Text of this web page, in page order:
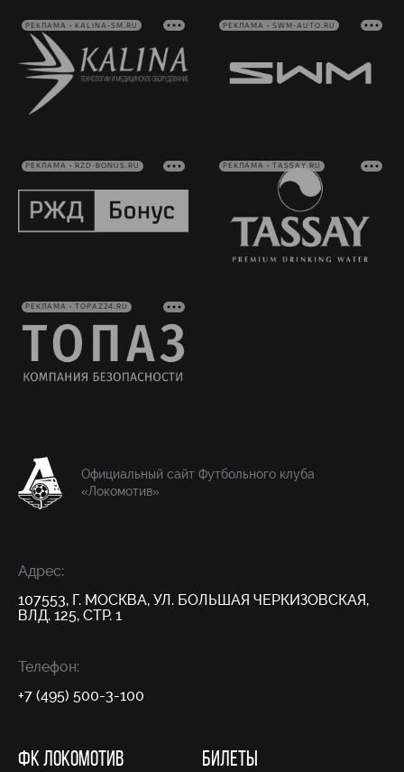
РЕКЛАМА • KALINA-SM.RU РЕКЛАМА • SWM-AUTO.RU
РЕКЛАМА • RZD-BONUS.RU РЕКЛАМА • TASSAY.RU
РЕКЛАМА • TOPAZ24.RU
Официальный сайт Футбольного клуба
«Локомотив»
Адрес:
107553, Г. МОСКВА, УЛ. БОЛЬШАЯ ЧЕРКИЗОВСКАЯ,
ВЛД. 125, СТР. 1
Телефон:
+7 (495) 500-3-100
ФК ЛОКОМОТИВ БИЛЕТЫ